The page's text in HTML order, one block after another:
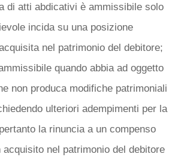
di atti abdicativi è ammissibile solo
incida su una posizione
nel patrimonio del debitore;
quando abbia ad oggetto
non produca modifiche patrimoniali
ulteriori adempimenti per la
la rinuncia a un compenso
acquisito nel patrimonio del debitore